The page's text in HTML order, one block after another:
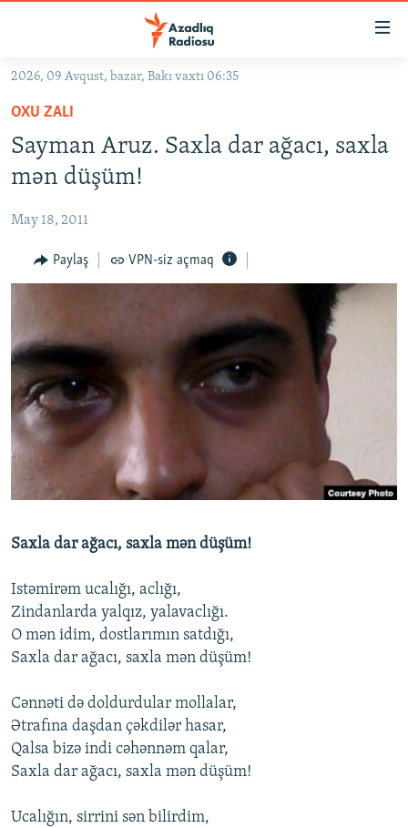
Əsas
qayıt
Əsas
naviqasiyaya
qayıt
KORRUPSIOMETR
FƏRQƏ BAX
QANUNI DOĞRU
MULTIMEDIA
FOTOQALEREYA
İNFOQRAFIKA
RADIO ARXIV
OXU ZALI
AZƏRBAYCAN ƏDƏBIYYATI KITABXANASI
İSLAM VƏ DEMOKRATIYA
İZ - MƏDƏNIYYƏT PROQRAMI
HAQQIMIZDA
MISSIYAMIZ
PEŞƏ ETIKASI VƏ JURNALISTIKA STANDARTLARIMIZ
MATERIALLARIMIZDAN ISTIFADƏ
BIZIMLƏ ƏLAQƏ
XƏBƏR BÜLLETENLƏRIMIZ
BIZI IZLƏ
2026, 09 Avqust, bazar, Bakı vaxtı 06:35
OXU ZALI
Sayman Aruz. Saxla dar ağacı, saxla
mən düşüm!
May 18, 2011
Paylaş VPN-siz açmaq
Saxla dar ağacı, saxla mən düşüm!
Istəmirəm ucalığı, aclığı,
Zindanlarda yalqız, yalavaclığı.
O mən idim, dostlarımın satdığı,
Saxla dar ağacı, saxla mən düşüm!
Cənnəti də doldurdular mollalar,
Ətrafına daşdan çəkdilər hasar,
Qalsa bizə indi cəhənnəm qalar,
Saxla dar ağacı, saxla mən düşüm!
Ucalığın, sirrini sən bilirdim,